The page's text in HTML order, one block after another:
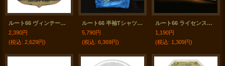
ルート66 ヴィンテージ ハイウエイ メタルサイン/Metal Sign Route 66
2,390円
(税込: 2,629円)
ルート66 半袖Tシャツ（デニム）/Route66 T-shirt
5,790円
(税込: 6,369円)
ルート66 ライセンスプレート RT66/Route 66 License Plate
1,190円
(税込: 1,309円)